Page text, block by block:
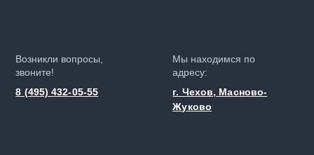
Возникли вопросы,
звоните!
8 (495) 432-05-55
Мы находимся по
адресу:
г. Чехов, Масново-
Жуково